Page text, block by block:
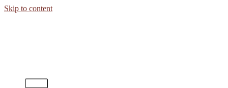
Skip to content